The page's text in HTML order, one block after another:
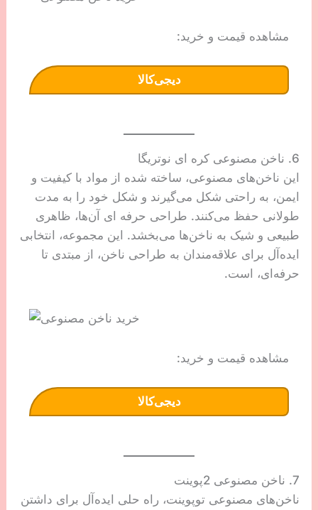
مشاهده قیمت و خرید:
دیجی‌کالا
6. ناخن مصنوعی کره ای نوتریگا
این ناخن‌های مصنوعی، ساخته شده از مواد با کیفیت و
ایمن، به راحتی شکل می‌گیرند و شکل خود را به مدت
طولانی حفظ می‌کنند. طراحی حرفه ای آن‌ها، ظاهری
طبیعی و شیک به ناخن‌ها می‌بخشد. این مجموعه، انتخابی
ایده‌آل برای علاقه‌مندان به طراحی ناخن، از مبتدی تا
حرفه‌ای، است.
مشاهده قیمت و خرید:
دیجی‌کالا
7. ناخن مصنوعی 2پوینت
ناخن‌های مصنوعی توپوینت، راه حلی ایده‌آل برای داشتن